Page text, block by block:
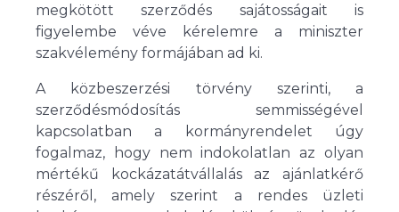
megkötött szerződés sajátosságait is
figyelembe véve kérelemre a miniszter
szakvélemény formájában ad ki.
A közbeszerzési törvény szerinti, a
szerződésmódosítás semmisségével
kapcsolatban a kormányrendelet úgy
fogalmaz, hogy nem indokolatlan az olyan
mértékű kockázatátvállalás az ajánlatkérő
részéről, amely szerint a rendes üzleti